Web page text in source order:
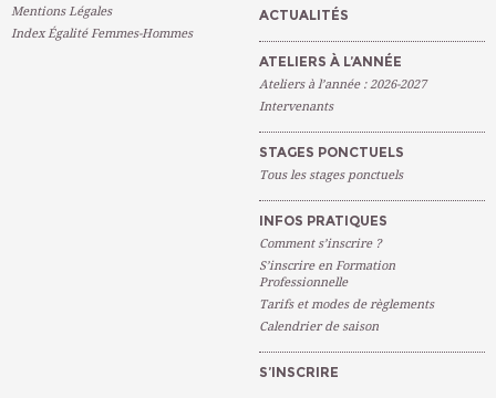
Mentions Légales
Index Égalité Femmes-Hommes
ACTUALITÉS
ATELIERS À L’ANNÉE
Ateliers à l’année : 2026-2027
Intervenants
STAGES PONCTUELS
Tous les stages ponctuels
INFOS PRATIQUES
Comment s’inscrire ?
S’inscrire en Formation
Professionnelle
Tarifs et modes de règlements
Calendrier de saison
S’INSCRIRE